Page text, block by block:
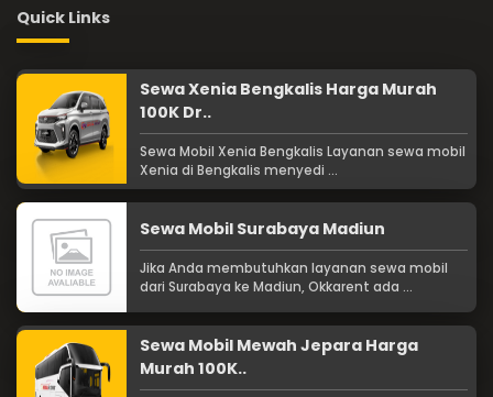
Quick Links
Sewa Xenia Bengkalis Harga Murah
100K Dr..
Sewa Mobil Xenia Bengkalis Layanan sewa mobil
Xenia di Bengkalis menyedi ...
Sewa Mobil Surabaya Madiun
Jika Anda membutuhkan layanan sewa mobil
dari Surabaya ke Madiun, Okkarent ada ...
Sewa Mobil Mewah Jepara Harga
Murah 100K..